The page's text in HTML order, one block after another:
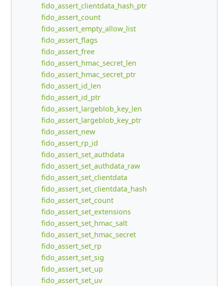
fido_assert_clientdata_hash_ptr
fido_assert_count
fido_assert_empty_allow_list
fido_assert_flags
fido_assert_free
fido_assert_hmac_secret_len
fido_assert_hmac_secret_ptr
fido_assert_id_len
fido_assert_id_ptr
fido_assert_largeblob_key_len
fido_assert_largeblob_key_ptr
fido_assert_new
fido_assert_rp_id
fido_assert_set_authdata
fido_assert_set_authdata_raw
fido_assert_set_clientdata
fido_assert_set_clientdata_hash
fido_assert_set_count
fido_assert_set_extensions
fido_assert_set_hmac_salt
fido_assert_set_hmac_secret
fido_assert_set_rp
fido_assert_set_sig
fido_assert_set_up
fido_assert_set_uv